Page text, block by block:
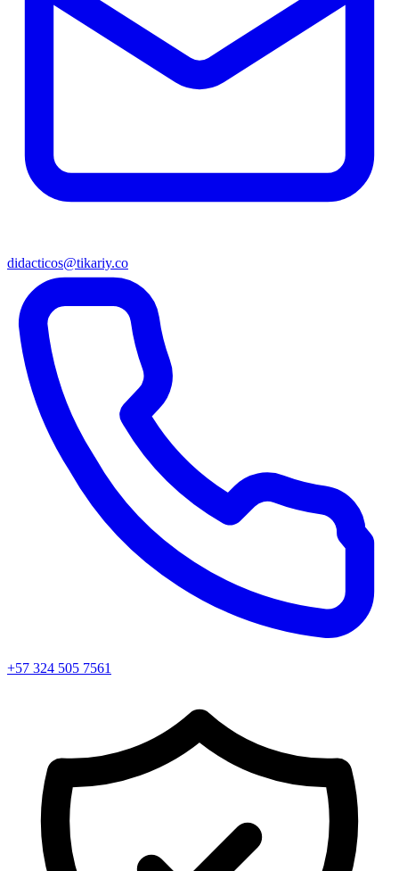
didacticos@tikariy.co
+57 324 505 7561